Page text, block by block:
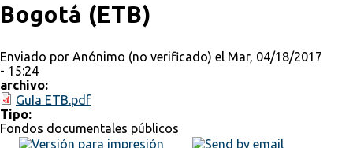
Bogotá (ETB)
Enviado por Anónimo (no verificado) el Mar, 04/18/2017
- 15:24
archivo:
GuIa ETB.pdf
Tipo:
Fondos documentales públicos